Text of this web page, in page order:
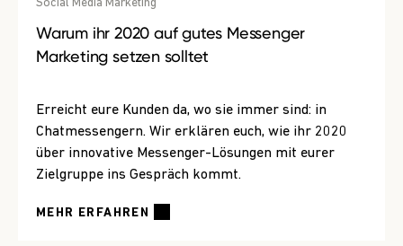
Social Media Marketing
Warum ihr 2020 auf gutes Messenger
Marketing setzen solltet
Erreicht eure Kunden da, wo sie immer sind: in
Chatmessengern. Wir erklären euch, wie ihr 2020
über innovative Messenger-Lösungen mit eurer
Zielgruppe ins Gespräch kommt.
MEHR ERFAHREN